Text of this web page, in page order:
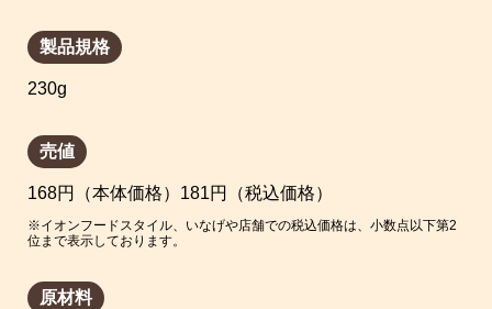
製品規格
230g
売値
168円（本体価格）181円（税込価格）
※イオンフードスタイル、いなげや店舗での税込価格は、小数点以下第2
位まで表示しております。
原材料